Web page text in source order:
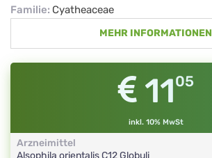
Familie: Cyatheaceae
MEHR INFORMATIONEN
1105
inkl. 10% MwSt
Arzneimittel
Alsophila orientalisC12Globuli